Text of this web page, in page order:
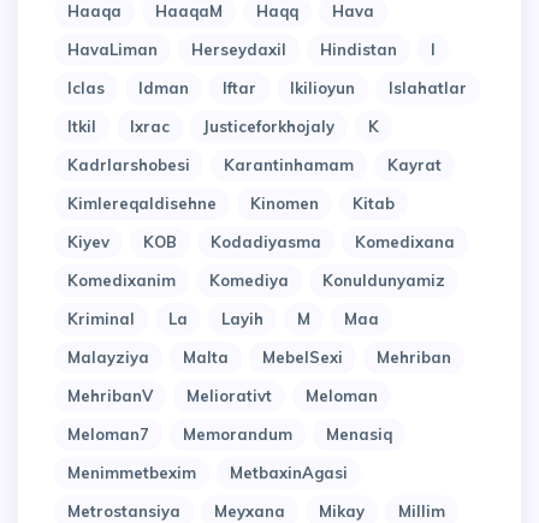
Haaqa
HaaqaM Haqq
Hava
HavaLiman
Herseydaxil Hindistan
I
Iclas
Idman Iftar Ikilioyun
Islahatlar
Itkil
Ixrac Justiceforkhojaly
K
Kadrlarshobesi
Karantinhamam
Kayrat
Kimlereqaldisehne
Kinomen
Kitab
Kiyev
KOB Kodadiyasma
Komedixana
Komedixanim
Komediya
Konuldunyamiz
Kriminal
La Layih M
Maa
Malayziya
Malta MebelSexi
Mehriban
MehribanV
Meliorativt
Meloman
Meloman7
Memorandum
Menasiq
Menimmetbexim
MetbaxinAgasi
Metrostansiya
Meyxana Mikay
Millim